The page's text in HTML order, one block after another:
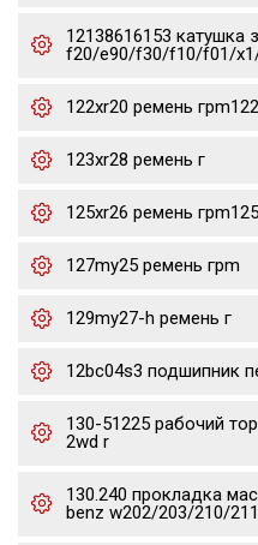
12138616153 катушка
f20/e90/f30/f10/f01/
122xr20 ремень
123xr28 ремень г
125xr26 ремень
127my25 ремень грm
129my27-h ремень г
12bc04s3 подшипник
130-51225 рабочий
2wd r
130.240 прокладка
benz w202/203/210/